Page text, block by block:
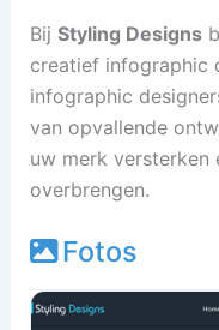
Bij Styling Designs
creatief infographic
infographic
van opvallende
uw merk
overbrengen.
Fotos